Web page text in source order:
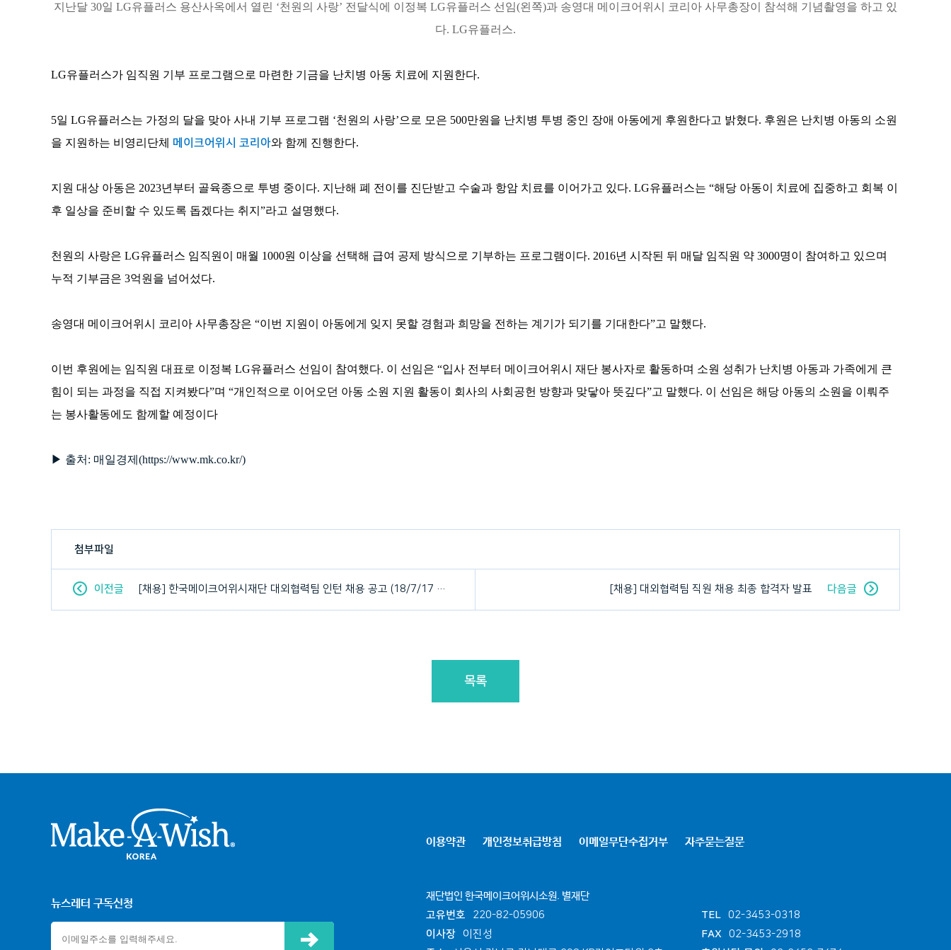
지난달 30일 LG유플러스 용산사옥에서 열린 ‘천원의 사랑’ 전달식에 이정복 LG유플러스 선임(왼쪽)과 송영대 메이크어위시 코리아 사무총장이 참석해 기념촬영을 하고 있
다. LG유플러스.
LG유플러스가 임직원 기부 프로그램으로 마련한 기금을 난치병 아동 치료에 지원한다.
5일 LG유플러스는 가정의 달을 맞아 사내 기부 프로그램 ‘천원의 사랑’으로 모은 500만원을 난치병 투병 중인 장애 아동에게 후원한다고 밝혔다. 후원은 난치병 아동의 소원
을 지원하는 비영리단체 메이크어위시 코리아와 함께 진행한다.
지원 대상 아동은 2023년부터 골육종으로 투병 중이다. 지난해 폐 전이를 진단받고 수술과 항암 치료를 이어가고 있다. LG유플러스는 “해당 아동이 치료에 집중하고 회복 이
후 일상을 준비할 수 있도록 돕겠다는 취지”라고 설명했다.
천원의 사랑은 LG유플러스 임직원이 매월 1000원 이상을 선택해 급여 공제 방식으로 기부하는 프로그램이다. 2016년 시작된 뒤 매달 임직원 약 3000명이 참여하고 있으며
누적 기부금은 3억원을 넘어섰다.
송영대 메이크어위시 코리아 사무총장은 “이번 지원이 아동에게 잊지 못할 경험과 희망을 전하는 계기가 되기를 기대한다”고 말했다.
이번 후원에는 임직원 대표로 이정복 LG유플러스 선임이 참여했다. 이 선임은 “입사 전부터 메이크어위시 재단 봉사자로 활동하며 소원 성취가 난치병 아동과 가족에게 큰
힘이 되는 과정을 직접 지켜봤다”며 “개인적으로 이어오던 아동 소원 지원 활동이 회사의 사회공헌 방향과 맞닿아 뜻깊다”고 말했다. 이 선임은 해당 아동의 소원을 이뤄주
는 봉사활동에도 함께할 예정이다
▶ 출처: 매일경제(https://www.mk.co.kr/)
첨부파일
이전글 [채용] 한국메이크어위시재단 대외협력팀 인턴 채용 공고 (18/7/17 마감) [채용] 대외협력팀 직원 채용 최종 합격자 발표 다음글
목록
이용약관 개인정보취급방침 이메일무단수집거부 자주묻는질문
뉴스레터 구독신청
재단법인 한국메이크어위시소원. 별재단
고유번호
220-82-05906
이사장
이진성
TEL
02-3453-0318
FAX
02-3453-2918